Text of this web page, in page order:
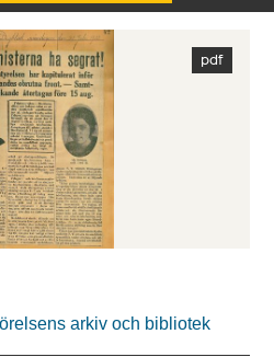
arkiv och bibliotek